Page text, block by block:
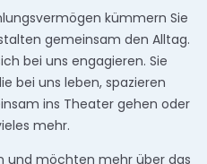
kümmern Sie
gemeinsam den Alltag.
bei uns engagieren. Sie
bei uns leben, spazieren
ins Theater gehen oder
mehr.
und möchten mehr über das